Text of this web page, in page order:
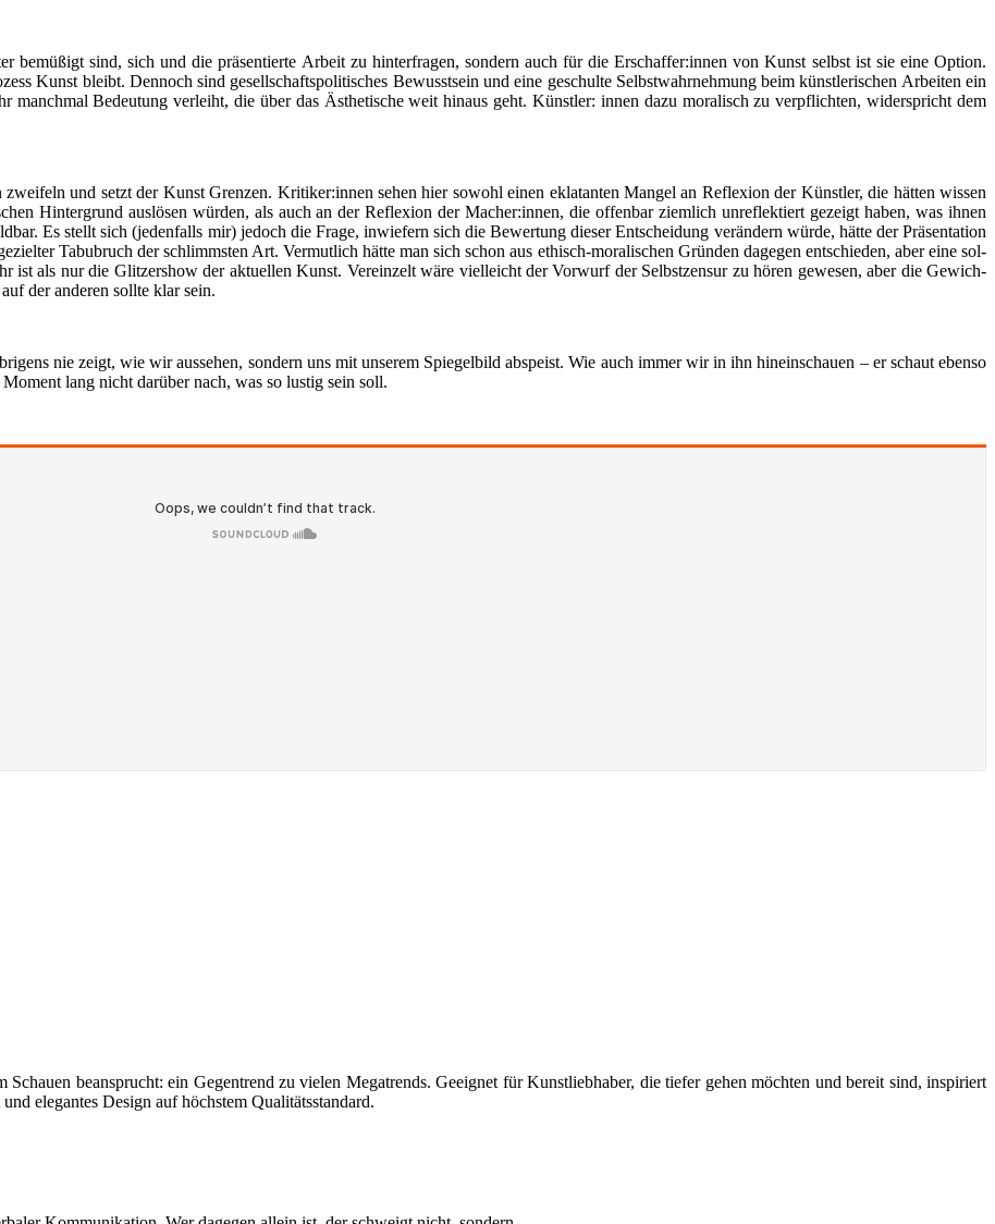
bemü­ßigt sind, sich und die prä­sen­tier­te Arbeit zu hin­ter­fra­gen, son­dern auch für die Erschaffer:innen von Kunst selbst ist sie eine Opti­on.
Kunst bleibt. Den­noch sind gesell­schafts­po­li­ti­sches Bewusst­sein und eine geschul­te Selbst­wahr­neh­mung beim künst­le­ri­schen Arbei­ten ein
manch­mal Bedeu­tung ver­leiht, die über das Ästhe­ti­sche weit hin­aus geht. Künst­ler: innen dazu mora­lisch zu ver­pflich­ten, wider­spricht dem
und setzt der Kunst Gren­zen. Kritiker:innen sehen hier sowohl einen ekla­tan­ten Man­gel an Refle­xi­on der Künst­ler, die hät­ten wis­sen
Hin­ter­grund aus­lö­sen wür­den, als auch an der Refle­xi­on der Macher:innen, die offen­bar ziem­lich unre­flek­tiert gezeigt haben, was ihnen
Es stellt sich (jeden­falls mir) jedoch die Fra­ge, inwie­fern sich die Bewer­tung die­ser Ent­schei­dung ver­än­dern wür­de, hät­te der Prä­sen­ta­ti­on
Tabu­bruch der schlimms­ten Art. Ver­mut­lich hät­te man sich schon aus ethisch-mora­li­schen Grün­den dage­gen ent­schie­den, aber eine sol­
ist als nur die Glit­zer­show der aktu­el­len Kunst. Ver­ein­zelt wäre viel­leicht der Vor­wurf der Selbst­zen­sur zu hören gewe­sen, aber die Gewich­
der ande­ren soll­te klar sein.
nie zeigt, wie wir aus­se­hen, son­dern uns mit unse­rem Spie­gel­bild abspeist. Wie auch immer wir in ihn hin­ein­schau­en – er schaut eben­so
lang nicht dar­über nach, was so lus­tig sein soll.
beansprucht: ein Gegentrend zu vielen Megatrends. Geeignet für Kunstliebhaber, die tiefer gehen möchten und bereit sind, inspiriert
elegantes Design auf höchstem Qualitätsstandard.